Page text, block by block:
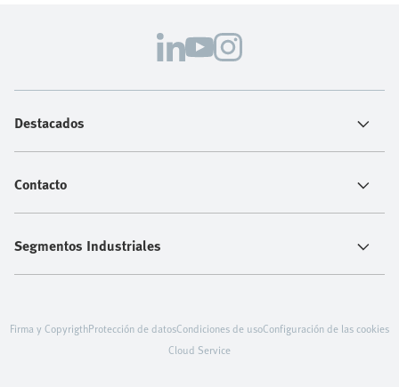
Destacados
Contacto
Segmentos Industriales
Firma y CopyrigthProtección de datosCondiciones de usoConfiguración de las cookies
Cloud Service